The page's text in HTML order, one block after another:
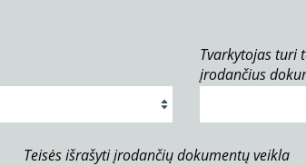
Tvarkytojas turi
įrodančius
Teisės išrašyti įrodančių dokumentų veikla